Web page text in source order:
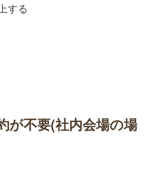
する
が不要(社内会場の場